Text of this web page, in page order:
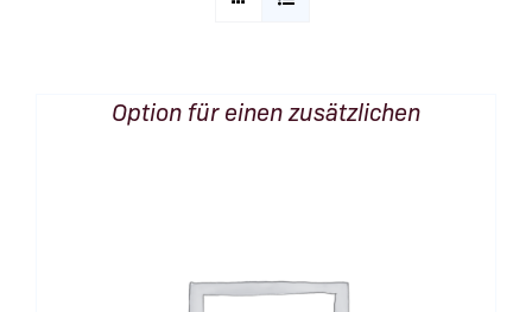
Option für einen zusätzlichen